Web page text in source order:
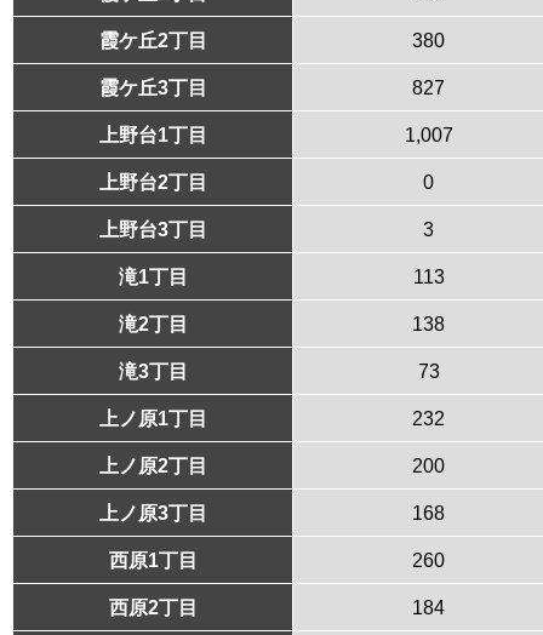
霞ケ丘2丁目 380
霞ケ丘3丁目 827
上野台1丁目 1,007
上野台2丁目 0
上野台3丁目 3
滝1丁目 113
滝2丁目 138
滝3丁目 73
上ノ原1丁目 232
上ノ原2丁目 200
上ノ原3丁目 168
西原1丁目 260
西原2丁目 184